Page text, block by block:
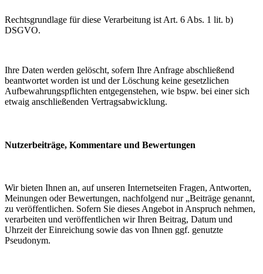
Rechtsgrundlage für diese Verarbeitung ist Art. 6 Abs. 1 lit. b)
DSGVO.
Ihre Daten werden gelöscht, sofern Ihre Anfrage abschließend
beantwortet worden ist und der Löschung keine gesetzlichen
Aufbewahrungspflichten entgegenstehen, wie bspw. bei einer sich
etwaig anschließenden Vertragsabwicklung.
Nutzerbeiträge, Kommentare und Bewertungen
Wir bieten Ihnen an, auf unseren Internetseiten Fragen, Antworten,
Meinungen oder Bewertungen, nachfolgend nur „Beiträge genannt,
zu veröffentlichen. Sofern Sie dieses Angebot in Anspruch nehmen,
verarbeiten und veröffentlichen wir Ihren Beitrag, Datum und
Uhrzeit der Einreichung sowie das von Ihnen ggf. genutzte
Pseudonym.